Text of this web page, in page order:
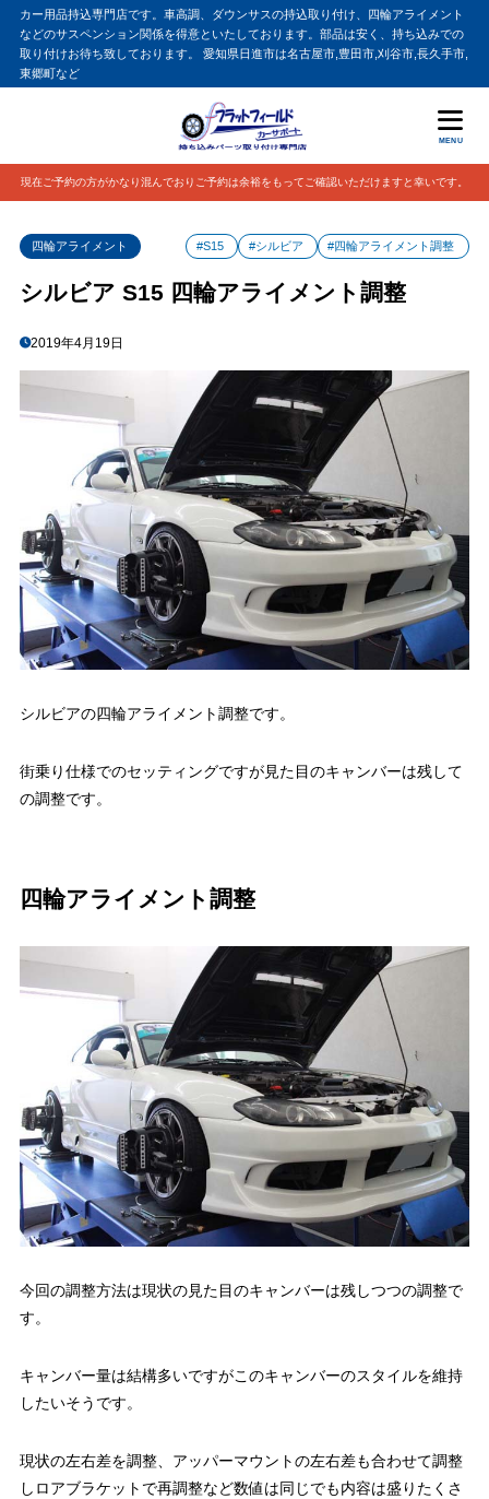
カー用品持込専門店です。車高調、ダウンサスの持込取り付け、四輪アライメント
などのサスペンション関係を得意といたしております。部品は安く、持ち込みでの
取り付けお待ち致しております。 愛知県日進市は名古屋市,豊田市,刈谷市,長久手市,
東郷町など
MENU
現在ご予約の方がかなり混んでおりご予約は余裕をもってご確認いただけますと幸いです。
四輪アライメント #S15 #シルビア #四輪アライメント調整
シルビア S15 四輪アライメント調整
2019年4月19日
シルビアの四輪アライメント調整です。
街乗り仕様でのセッティングですが見た目のキャンバーは残して
の調整です。
四輪アライメント調整
今回の調整方法は現状の見た目のキャンバーは残しつつの調整で
す。
キャンバー量は結構多いですがこのキャンバーのスタイルを維持
したいそうです。
現状の左右差を調整、アッパーマウントの左右差も合わせて調整
しロアブラケットで再調整など数値は同じでも内容は盛りたくさ